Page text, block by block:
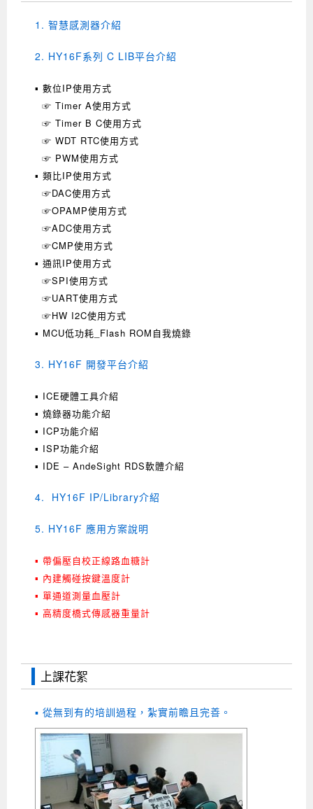
1. 智慧感測器介紹
2. HY16F系列 C LIB平台介紹
▪ 數位IP使用方式
☞ Timer A使用方式
☞ Timer B C使用方式
☞ WDT RTC使用方式
☞ PWM使用方式
▪ 類比IP使用方式
☞DAC使用方式
☞OPAMP使用方式
☞ADC使用方式
☞CMP使用方式
▪ 通訊IP使用方式
☞SPI使用方式
☞UART使用方式
☞HW I2C使用方式
▪ MCU低功耗_Flash ROM自我燒錄
3. HY16F 開發平台介紹
▪ ICE硬體工具介紹
▪ 燒錄器功能介紹
▪ ICP功能介紹
▪ ISP功能介紹
▪ IDE – AndeSight RDS軟體介紹
4. HY16F IP/Library介紹
5. HY16F 應用方案說明
▪ 帶偏壓自校正線路血糖計
▪ 內建觸碰按鍵溫度計
▪ 單通道測量血壓計
▪ 高精度橋式傳感器重量計
上課花絮
▪ 從無到有的培訓過程，紮實前瞻且完善 。